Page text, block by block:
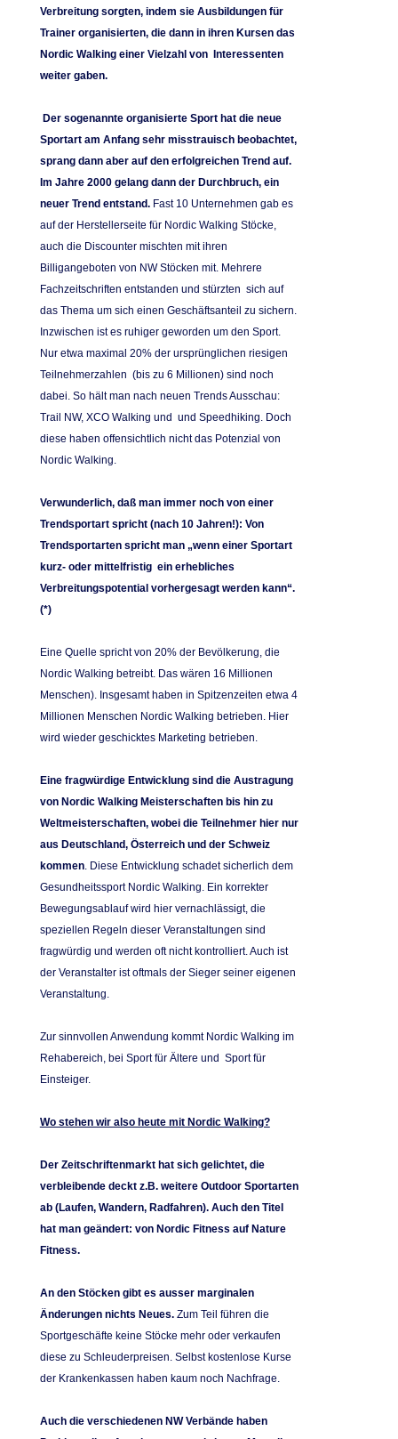
Verbreitung sorgten, indem sie Ausbildungen für
Trainer organisierten, die dann in ihren Kursen das
Nordic Walking einer Vielzahl von Interessenten
weiter gaben.
Der sogenannte organisierte Sport hat die neue
Sportart am Anfang sehr misstrauisch beobachtet,
sprang dann aber auf den erfolgreichen Trend auf.
Im Jahre 2000 gelang dann der Durchbruch, ein
neuer Trend entstand.Fast 10 Unternehmen gab es
auf der Herstellerseite für Nordic Walking Stöcke,
auch die Discounter mischten mit ihren
Billigangeboten von NW Stöcken mit. Mehrere
Fachzeitschriften entstanden und stürzten sich auf
das Thema um sich einen Geschäftsanteil zu sichern.
Inzwischen ist es ruhiger geworden um den Sport.
Nur etwa maximal 20% der ursprünglichen riesigen
Teilnehmerzahlen (bis zu 6 Millionen) sind noch
dabei. So hält man nach neuen Trends Ausschau:
Trail NW, XCO Walking und und Speedhiking. Doch
diese haben offensichtlich nicht das Potenzial von
Nordic Walking.
Verwunderlich, daß man immer noch von einer
Trendsportart spricht (nach 10 Jahren!): Von
Trendsportarten spricht man „wenn einer Sportart
kurz- oder mittelfristig ein erhebliches
Verbreitungspotential vorhergesagt werden kann“.
(*)
Eine Quelle spricht von 20% der Bevölkerung, die
Nordic Walking betreibt. Das wären 16 Millionen
Menschen). Insgesamt haben in Spitzenzeiten etwa 4
Millionen Menschen Nordic Walking betrieben. Hier
wird wieder geschicktes Marketing betrieben.
Eine fragwürdige Entwicklung sind die Austragung
von Nordic Walking Meisterschaften bis hin zu
Weltmeisterschaften, wobei die Teilnehmer hier nur
aus Deutschland, Österreich und der Schweiz
kommen. Diese Entwicklung schadet sicherlich dem
Gesundheitssport Nordic Walking. Ein korrekter
Bewegungsablauf wird hier vernachlässigt, die
speziellen Regeln dieser Veranstaltungen sind
fragwürdig und werden oft nicht kontrolliert. Auch ist
der Veranstalter ist oftmals der Sieger seiner eigenen
Veranstaltung.
Zur sinnvollen Anwendung kommt Nordic Walking im
Rehabereich, bei Sport für Ältere und Sport für
Einsteiger.
Wo stehen wir also heute mit Nordic Walking?
Der Zeitschriftenmarkt hat sich gelichtet, die
verbleibende deckt z.B. weitere Outdoor Sportarten
ab (Laufen, Wandern, Radfahren). Auch den Titel
hat man geändert: von Nordic Fitness auf Nature
Fitness.
An den Stöcken gibt es ausser marginalen
Änderungen nichts Neues. Zum Teil führen die
Sportgeschäfte keine Stöcke mehr oder verkaufen
diese zu Schleuderpreisen. Selbst kostenlose Kurse
der Krankenkassen haben kaum noch Nachfrage.
Auch die verschiedenen NW Verbände haben